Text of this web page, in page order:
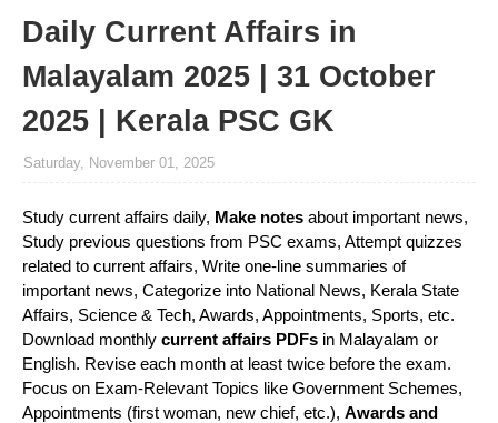
Daily Current Affairs in
Malayalam 2025 | 31 October
2025 | Kerala PSC GK
Saturday, November 01, 2025
Study current affairs daily, Make notes about important news,
Study previous questions from PSC exams, Attempt quizzes
related to current affairs, Write one-line summaries of
important news, Categorize into National News, Kerala State
Affairs, Science & Tech, Awards, Appointments, Sports, etc.
Download monthly current affairs PDFs in Malayalam or
English. Revise each month at least twice before the exam.
Focus on Exam-Relevant Topics like Government Schemes,
Appointments (first woman, new chief, etc.), Awards and